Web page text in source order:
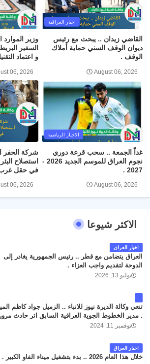
اخبار العراقية
القاضي زيدان .. يبحث مع رئيس
ديوان الوقف السني حماية أملاك
الوقف .
August 06, 2026
وزير الموارد
السفير
و اعتماد
06, 2026
الاخبار الرياضية
غداً الجمعة .. سحب قرعة دوري
نجوم العراق للموسم الجديد 2026 -
2027 .
August 06, 2026
شركة الحفر
في حقل غرب
06, 2026
الاكثر شيوعا
اخبار العراق
العراق يتضامن مع قطر .. رئيس الجمهورية يغادر إلى
الدوحة لتقديم واجب العزاء .
يوليو 13, 2026
تنعي وكالة الديرة نيوز للانباء .. الزميل جواد كاظم
. مدير الخطوط الجوية العراقية السابق اثر حادث
داخل مطار البصرة الدولي اليوم الاثنين على الطريق
كان سبب الحادث يعود لتصادم عجلته مع عجلة نوع كيا
تابعة لشركة الهلال الماسكة لإعمار مطار البصرة
سائلين الله عز وجل ان يتغمد الفقيد بواسع رحمته ، و
نوفمبر 11, 2024
اخبار العراق
خلال هذا العام 2026 .. بدء بتشغيل ميناء الفاو الكبير .